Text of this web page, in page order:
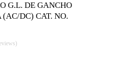
G.L. DE GANCHO
DC) CAT. NO.